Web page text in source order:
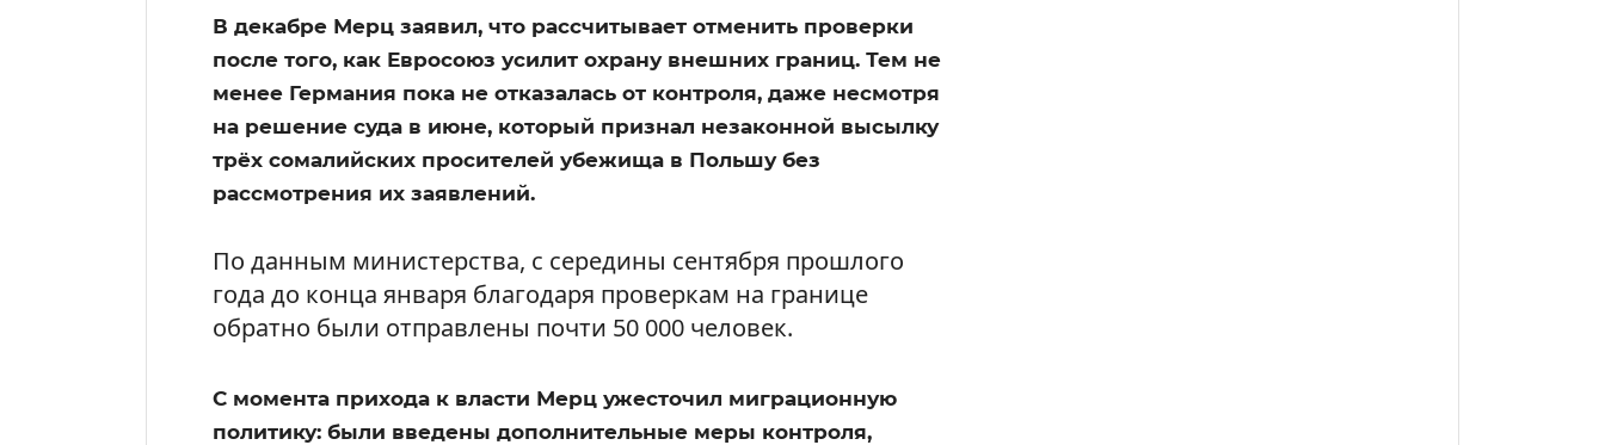
В декабре Мерц заявил, что рассчитывает отменить проверки
после того, как Евросоюз усилит охрану внешних границ. Тем не
менее Германия пока не отказалась от контроля, даже несмотря
на решение суда в июне, который признал незаконной высылку
трёх сомалийских просителей убежища в Польшу без
рассмотрения их заявлений.
По данным министерства, с середины сентября прошлого
года до конца января благодаря проверкам на границе
обратно были отправлены почти 50 000 человек.
С момента прихода к власти Мерц ужесточил миграционную
политику: были введены дополнительные меры контроля,